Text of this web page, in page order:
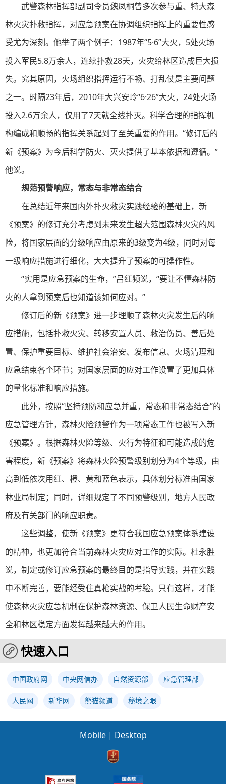
武警森林指挥部副司令员魏凤桐曾多次参与重、特大森
林火灾扑救指挥，对应急预案在协调组织指挥上的重要性感
受尤为深刻。他举了两个例子：1987年“5·6”大火，5处火场
投入军民5.8万余人，连续扑救28天，火灾给林区造成巨大损
失。究其原因，火场组织指挥运行不畅、打乱仗是主要问题
之一。时隔23年后，2010年大兴安岭“6·26”大火，24处火场
投入2.6万余人，仅用了7天就全线扑灭。科学合理的指挥机
构编成和顺畅的指挥关系起到了至关重要的作用。“修订后的
新《预案》为今后科学防火、灭火提供了基本依据和遵循。”
他说。
规范预警响应，常态与非常态结合
在总结近年来国内外扑火救灾实践经验的基础上，新
《预案》的修订充分考虑到未来发生超大范围森林火灾的风
险，将国家层面的分级响应由原来的3级变为4级，同时对每
一级响应措施进行细化，大大提升了预案的可操作性。
“实用是应急预案的生命，”吕红频说，“要让不懂森林防
火的人拿到预案后也知道该如何应对。”
修订后的新《预案》进一步理顺了森林火灾发生后的响
应措施，包括扑救火灾、转移安置人员、救治伤员、善后处
置、保护重要目标、维护社会治安、发布信息、火场清理和
应急结束各个环节；对国家层面的应对工作设置了更加具体
的量化标准和响应措施。
此外，按照“坚持预防和应急并重，常态和非常态结合”的
应急管理方针，森林火险预警作为一项常态工作也被写入新
《预案》。根据森林火险等级、火行为特征和可能造成的危
害程度，新《预案》将森林火险预警级别划分为4个等级，由
高到低依次用红、橙、黄和蓝色表示，具体划分标准由国家
林业局制定；同时，详细规定了不同预警级别，地方人民政
府及有关部门的响应职责。
这些调整，使新《预案》更符合我国应急预案体系建设
的精神，也更加符合当前森林火灾应对工作的实际。杜永胜
说，制定或修订应急预案的最终目的是指导实践，并在实践
中不断完善，要能经受住真枪实战的考验。只有这样，才能
使森林火灾应急机制在保护森林资源、保卫人民生命财产安
全和林区稳定方面发挥越来越大的作用。
快速入口
中国政府网 中央网信办 自然资源部 应急管理部
人民网 新华网 熊猫频道 秘境之眼
Mobile | Desktop